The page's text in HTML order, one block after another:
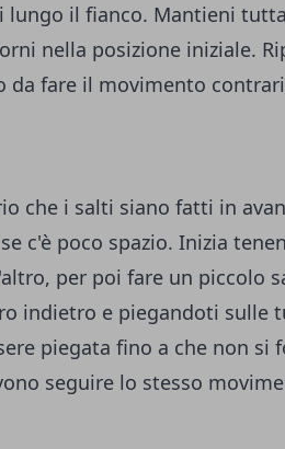
lungo il fianco. Mantieni
nella posizione iniziale.
da fare il movimento
che i salti siano fatti in
c'è poco spazio. Inizia
per poi fare un piccolo
indietro e piegandoti sulle
piegata fino a che non si
seguire lo stesso